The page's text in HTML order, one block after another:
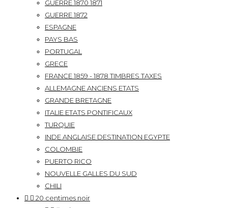
GUERRE 1870 1871
GUERRE 1872
ESPAGNE
PAYS BAS
PORTUGAL
GRECE
FRANCE 1859 - 1878 TIMBRES TAXES
ALLEMAGNE ANCIENS ETATS
GRANDE BRETAGNE
ITALIE ETATS PONTIFICAUX
TURQUIE
INDE ANGLAISE DESTINATION EGYPTE
COLOMBIE
PUERTO RICO
NOUVELLE GALLES DU SUD
CHILI
  20 centimes noir